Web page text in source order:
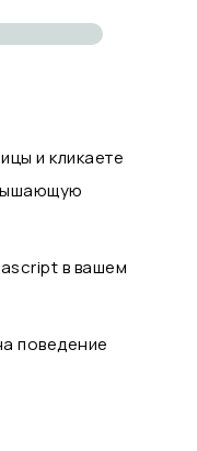
и кликаете
в вашем
поведение